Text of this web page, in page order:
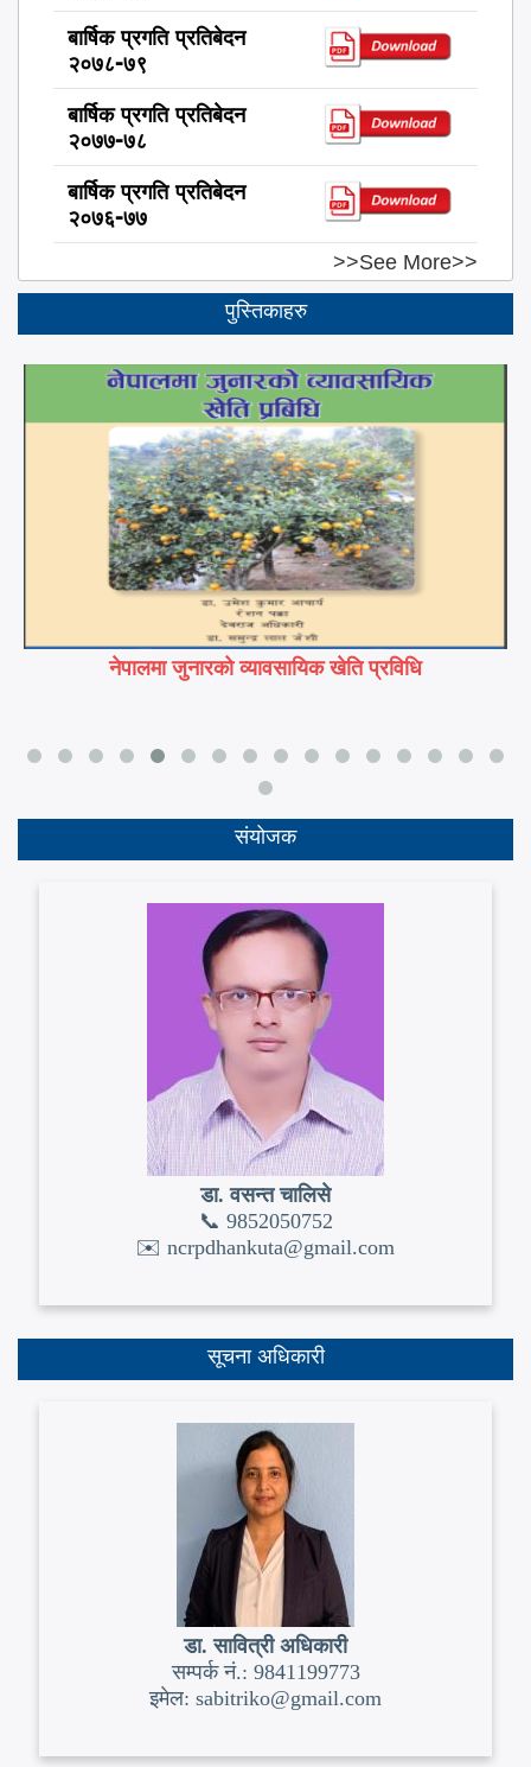
बार्षिक प्रगति प्रतिबेदन
२०७८-७९
बार्षिक प्रगति प्रतिबेदन
२०७७-७८
बार्षिक प्रगति प्रतिबेदन
२०७६-७७
>>See More>>
पुस्तिकाहरु
नेपालमा जुनारको व्यावसायिक खेति प्रविधि
संयोजक
डा. वसन्त चालिसे
📞 9852050752
✉️ ncrpdhankuta@gmail.com
सूचना अधिकारी
डा. सावित्री अधिकारी
सम्पर्क नं.: 9841199773
इमेल: sabitriko@gmail.com